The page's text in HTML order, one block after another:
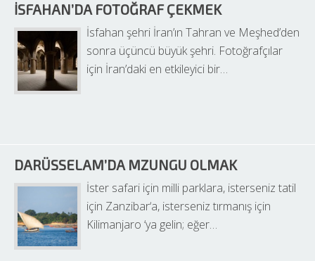
İSFAHAN’DA FOTOĞRAF ÇEKMEK
İsfahan şehri İran’ın Tahran ve Meşhed’den
sonra üçüncü büyük şehri. Fotoğrafçılar
için İran’daki en etkileyici bir…
DARÜSSELAM’DA MZUNGU OLMAK
İster safari için milli parklara, isterseniz tatil
için Zanzibar‘a, isterseniz tırmanış için
Kilimanjaro ‘ya gelin; eğer…